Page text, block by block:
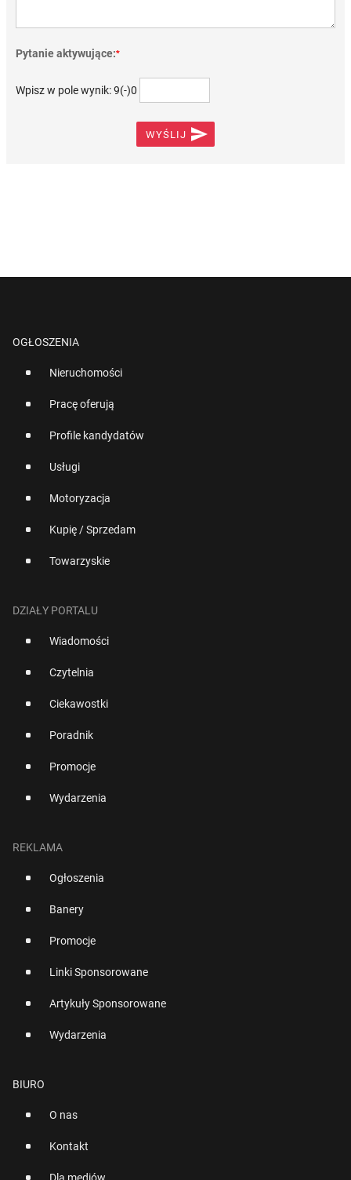
Pytanie aktywujące:*
Wpisz w pole wynik: 9(-)0
WYŚLIJ 
OGŁOSZENIA
Nieruchomości
Pracę oferują
Profile kandydatów
Usługi
Motoryzacja
Kupię / Sprzedam
Towarzyskie
DZIAŁY PORTALU
Wiadomości
Czytelnia
Ciekawostki
Poradnik
Promocje
Wydarzenia
REKLAMA
Ogłoszenia
Banery
Promocje
Linki Sponsorowane
Artykuły Sponsorowane
Wydarzenia
BIURO
O nas
Kontakt